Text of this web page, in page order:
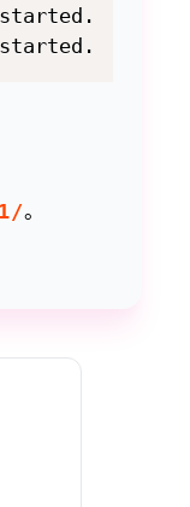
started.
。